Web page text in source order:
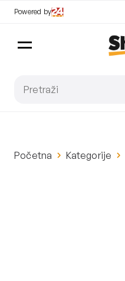
Powered by
Početna Kategorije